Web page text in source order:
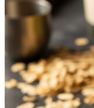
Peru
Suína
Frutos
Cereais
Frutas
Gorduras
Leite e